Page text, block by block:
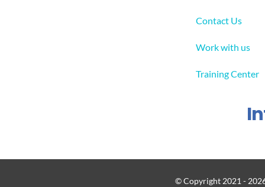
Contact Us
Work with us
Training Center
© Copyright 2021 -